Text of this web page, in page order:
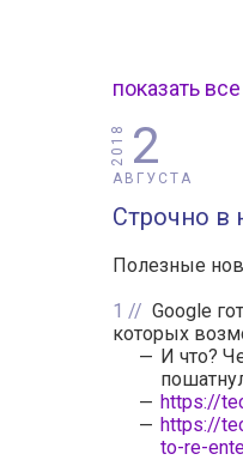
показать все
2
АВГУСТА
2018
Строчно в
Полезные
1
Google
которых
И что?
https://
https://
to-re-